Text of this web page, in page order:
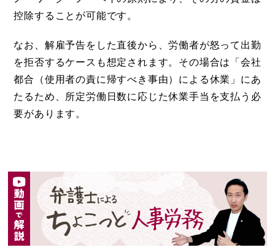
控除することが可能です。
なお、解雇予告をした直後から、労働者が怒って出勤
を拒否するケースも想定されます。その場合は「会社
都合（使用者の責に帰すべき事由）による休業」にあ
たるため、所定労働日数に応じた休業手当を支払う必
要があります。